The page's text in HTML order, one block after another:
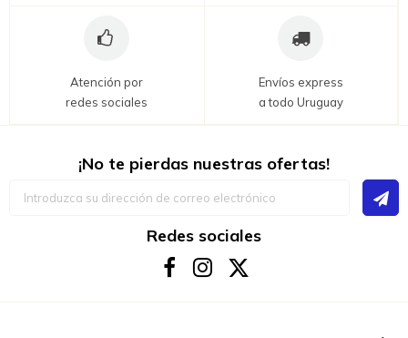
Atención por
redes sociales
Envíos express
a todo Uruguay
¡No te pierdas nuestras ofertas!
Redes sociales